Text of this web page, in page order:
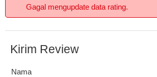
Gagal mengupdate data rating.
Kirim Review
Nama